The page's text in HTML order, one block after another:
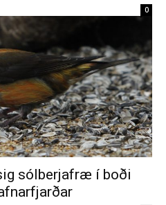
0
sólberjafræ í boði